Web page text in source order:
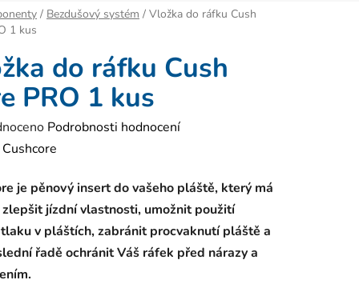
/ Bezdušový systém / Vložka do ráfku Cush
1 kus
do ráfku Cush
PRO 1 kus
Podrobnosti hodnocení
Cushcore
je pěnový insert do vašeho pláště, který má
jízdní vlastnosti, umožnit použití
v pláštích, zabránit procvaknutí pláště a
řadě ochránit Váš ráfek před nárazy a